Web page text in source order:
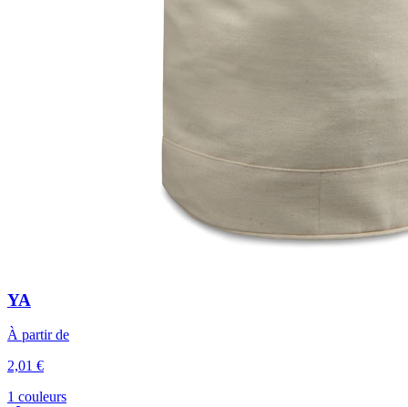
YA
À partir de
2,01 €
1 couleurs